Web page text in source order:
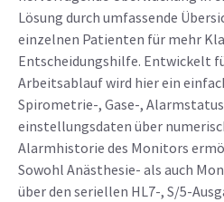
Lösung durch umfassende
einzelnen Patienten für mehr
Entscheidungshilfe. Entwickelt
Arbeitsablauf wird hier ein
Spirometrie-, Gase-,
einstellungsdaten über
Alarmhistorie des Monitors
Sowohl Anästhesie- als auch
über den seriellen HL7-, S/5-